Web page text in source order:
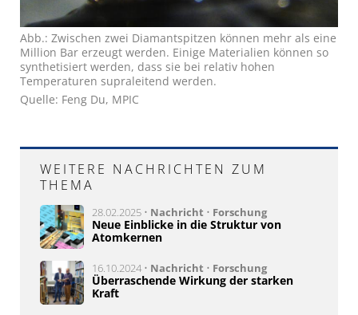
Abb.: Zwischen zwei Diamantspitzen können mehr als eine
Million Bar erzeugt werden. Einige Materialien können so
synthetisiert werden, dass sie bei relativ hohen
Temperaturen supraleitend werden.
Quelle: Feng Du, MPIC
WEITERE NACHRICHTEN ZUM
THEMA
28.02.2025 • Nachricht • Forschung
Neue Einblicke in die Struktur von
Atomkernen
16.10.2024 • Nachricht • Forschung
Überraschende Wirkung der starken
Kraft